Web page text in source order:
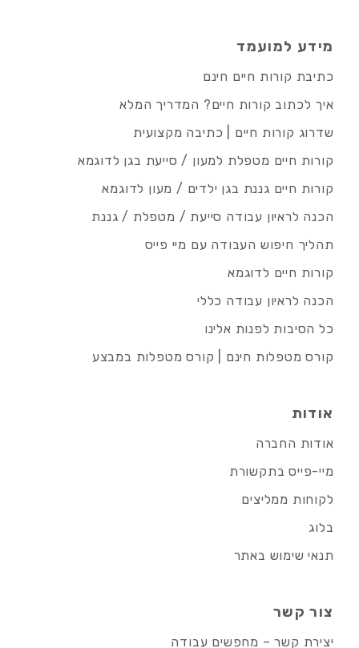
מידע למועמד
כתיבת קורות חיים חינם
איך לכתוב קורות חיים? המדריך המלא
שדרוג קורות חיים | כתיבה מקצועית
קורות חיים מטפלת למעון / סייעת בגן לדוגמא
קורות חיים גננת בגן ילדים / מעון לדוגמא
הכנה לראיון עבודה סייעת / מטפלת / גננת
תהליך חיפוש העבודה עם מיי פייס
קורות חיים לדוגמא
הכנה לראיון עבודה כללי
כל הסיבות לפנות אלינו
קורס מטפלות חינם | קורס מטפלות במבצע
אודות
אודות החברה
מיי-פייס בתקשורת
לקוחות ממליצים
בלוג
תנאי שימוש באתר
צור קשר
יצירת קשר – מחפשים עבודה